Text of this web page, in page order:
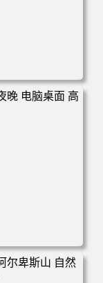
桌面 高清壁纸
脑桌面 高清壁纸